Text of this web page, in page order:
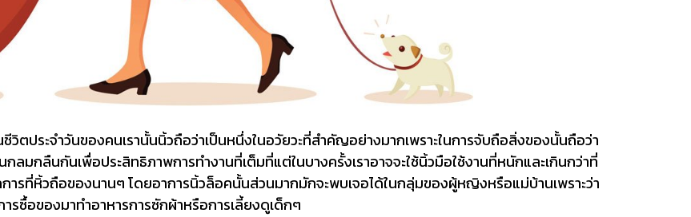
วิตประจำวันของคนเรานั้นนิ้วถือว่าเป็นหนึ่งในอวัยวะที่สำคัญอย่างมากเพราะในการจับถือสิ่งของนั้นถือว่า
กลมกลืนกันเพื่อประสิทธิภาพการทำงานที่เต็มที่แต่ในบางครั้งเราอาจจะใช้นิ้วมือใช้งานที่หนักและเกินกว่าที่
การที่หิ้วถือของนานๆ โดยอาการนิ้วล็อคนั้นส่วนมากมักจะพบเจอได้ในกลุ่มของผู้หญิงหรือแม่บ้านเพราะว่า
ซื้อของมาทำอาหารการซักผ้าหรือการเลี้ยงดูเด็กๆ